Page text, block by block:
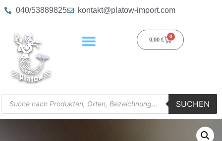
040/53889825 kontakt@platow-import.com
0,00 €
0
SUCHEN